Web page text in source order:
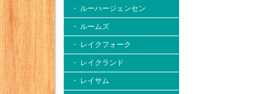
・ ルーハージェンセン
・ ルームズ
・ レイクフォーク
・ レイクランド
・ レイサム